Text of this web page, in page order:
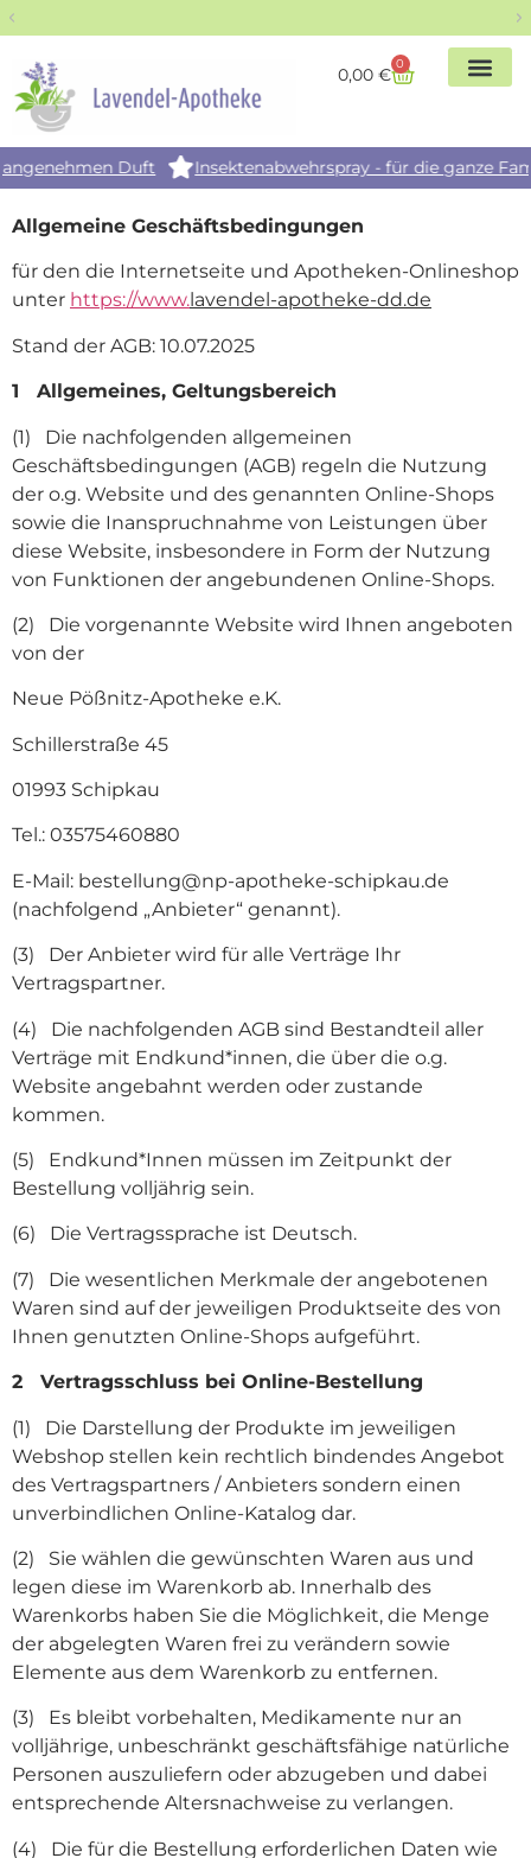
10.000 zufriedene Kunden 0,00 €
0
Duft Insektenabwehrspray - für die ganze Familie geeignet
Allgemeine Geschäftsbedingungen
für den die Internetseite und Apotheken-Onlineshop
unter https://www. lavendel-apotheke-dd.de
Stand der AGB: 10.07.2025
1 Allgemeines, Geltungsbereich
(1) Die nachfolgenden allgemeinen
Geschäftsbedingungen (AGB) regeln die Nutzung
der o.g. Website und des genannten Online-Shops
sowie die Inanspruchnahme von Leistungen über
diese Website, insbesondere in Form der Nutzung
von Funktionen der angebundenen Online-Shops.
(2) Die vorgenannte Website wird Ihnen angeboten
von der
Neue Pößnitz-Apotheke e.K.
Schillerstraße 45
01993 Schipkau
Tel.: 03575460880
E-Mail: bestellung@np-apotheke-schipkau.de
(nachfolgend „Anbieter“ genannt).
(3) Der Anbieter wird für alle Verträge Ihr
Vertragspartner.
(4) Die nachfolgenden AGB sind Bestandteil aller
Verträge mit Endkund*innen, die über die o.g.
Website angebahnt werden oder zustande
kommen.
(5) Endkund*Innen müssen im Zeitpunkt der
Bestellung volljährig sein.
(6) Die Vertragssprache ist Deutsch.
(7) Die wesentlichen Merkmale der angebotenen
Waren sind auf der jeweiligen Produktseite des von
Ihnen genutzten Online-Shops aufgeführt.
2 Vertragsschluss bei Online-Bestellung
(1) Die Darstellung der Produkte im jeweiligen
Webshop stellen kein rechtlich bindendes Angebot
des Vertragspartners / Anbieters sondern einen
unverbindlichen Online-Katalog dar.
(2) Sie wählen die gewünschten Waren aus und
legen diese im Warenkorb ab. Innerhalb des
Warenkorbs haben Sie die Möglichkeit, die Menge
der abgelegten Waren frei zu verändern sowie
Elemente aus dem Warenkorb zu entfernen.
(3) Es bleibt vorbehalten, Medikamente nur an
volljährige, unbeschränkt geschäftsfähige natürliche
Personen auszuliefern oder abzugeben und dabei
entsprechende Altersnachweise zu verlangen.
(4) Die für die Bestellung erforderlichen Daten wie